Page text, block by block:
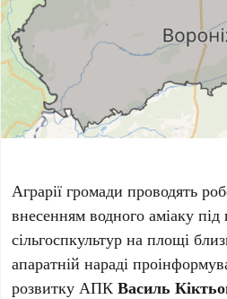
Аграрії громади проводять
внесенням водного аміаку під
сільгоспкультур на площі
апаратній нараді
розвитку АПКВасиль